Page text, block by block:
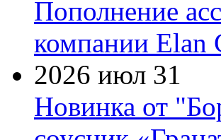
Пополнение
компании Elan
2026 июл 31
Новинка от